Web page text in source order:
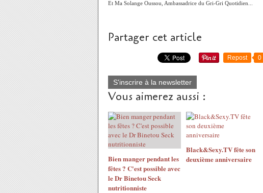
Et Ma Solange Oussou, Ambassadrice du Gri-Gri Quotidien...
Partager cet article
Repost 0
S'inscrire à la newsletter
Vous aimerez aussi :
Bien manger pendant les
fêtes ? C'est possible avec
le Dr Binetou Seck
nutritionniste
Black&Sexy.TV fête son
deuxième anniversaire